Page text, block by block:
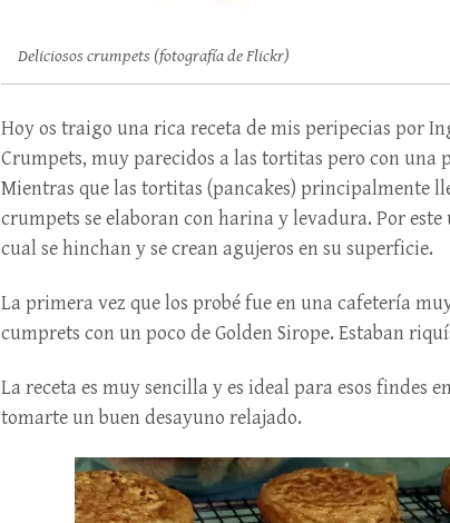
Deliciosos crumpets (fotografía de Flickr)
Hoy os traigo una rica receta de mis peripecias por
Crumpets, muy parecidos a las tortitas pero con una
Mientras que las tortitas (pancakes) principalmente
crumpets se elaboran con harina y levadura. Por
cual se hinchan y se crean agujeros en su superficie.
La primera vez que los probé fue en una cafetería
cumprets con un poco de Golden Sirope. Estaban
La receta es muy sencilla y es ideal para esos findes
tomarte un buen desayuno relajado.